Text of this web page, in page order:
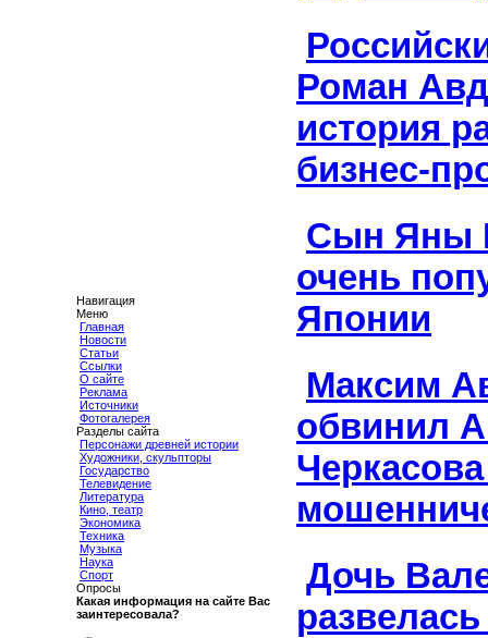
Навигация
Меню
Главная
Новости
Статьи
Ссылки
О сайте
Реклама
Источники
Фотогалерея
Разделы сайта
Персонажи древней истории
Художники, скульпторы
Государство
Телевидение
Литература
Кино, театр
Экономика
Техника
Музыка
Наука
Спорт
Опросы
Какая информация на сайте Вас
заинтересовала?
Роман
история
бизнес-
Сын Яны
очень
Японии
Максим
обвинил
Дочь